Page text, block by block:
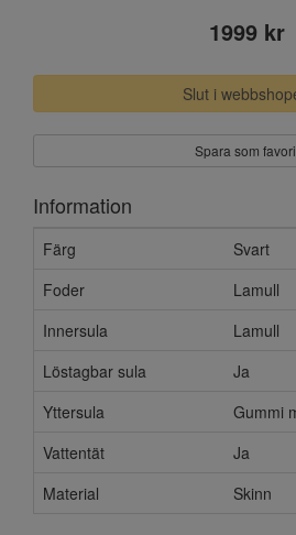
1999 kr
Slut i
Spara som
Information
Färg
Svart
Foder
Lamull
Innersula
Lamull
Löstagbar sula
Ja
Yttersula
Gummi
Vattentät
Ja
Material
Skinn